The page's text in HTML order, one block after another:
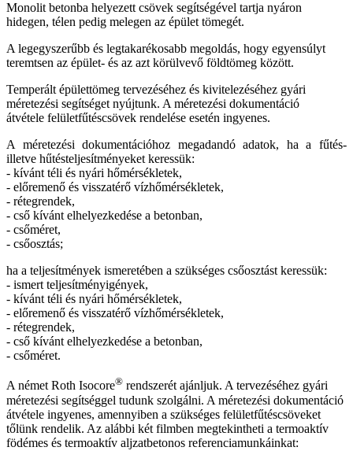
Monolit betonba helyezett csövek segítségével tartja nyáron
hidegen, télen pedig melegen az épület tömegét.
A legegyszerűbb és legtakarékosabb megoldás, hogy egyensúlyt
teremtsen az épület- és az azt körülvevő földtömeg között.
Temperált épülettömeg tervezéséhez és kivitelezéséhez gyári
méretezési segítséget nyújtunk. A méretezési dokumentáció
átvétele felületfűtéscsövek rendelése esetén ingyenes.
A méretezési dokumentációhoz megadandó adatok, ha a fűtés-
illetve hűtésteljesítményeket keressük:
- kívánt téli és nyári hőmérsékletek,
- előremenő és visszatérő vízhőmérsékletek,
- rétegrendek,
- cső kívánt elhelyezkedése a betonban,
- csőméret,
- csőosztás;
ha a teljesítmények ismeretében a szükséges csőosztást keressük:
- ismert teljesítményigények,
- kívánt téli és nyári hőmérsékletek,
- előremenő és visszatérő vízhőmérsékletek,
- rétegrendek,
- cső kívánt elhelyezkedése a betonban,
- csőméret.
A német Roth Isocore® rendszerét ajánljuk. A tervezéséhez gyári
méretezési segítséggel tudunk szolgálni. A méretezési dokumentáció
átvétele ingyenes, amennyiben a szükséges felületfűtéscsöveket
tőlünk rendelik. Az alábbi két filmben megtekintheti a termoaktív
födémes és termoaktív aljzatbetonos referenciamunkáinkat: